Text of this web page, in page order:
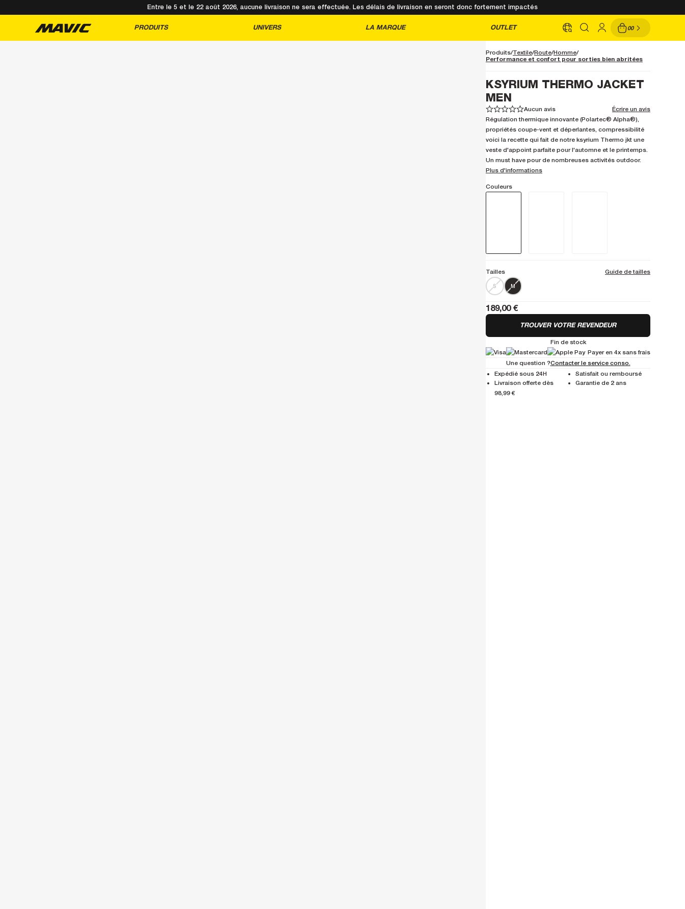
Entre le 5 et le 22 août 2026, aucune livraison ne sera effectuée. Les délais de livraison en seront donc fortement impactés
PRODUITS UNIVERS LA MARQUE OUTLET 00
Produits Textile Route Homme
Performance et confort pour sorties bien abritées
KSYRIUM THERMO JACKET
MEN
1 2 3 4 5
1 2 3 4 5 Aucun avis
Écrire un avis
Régulation thermique innovante (Polartec® Alpha®),
propriétés coupe-vent et déperlantes, compressibilité
voici la recette qui fait de notre ksyrium Thermo jkt une
veste d'appoint parfaite pour l'automne et le printemps.
Un must have pour de nombreuses activités outdoor.
Plus d'informations
Couleurs
Tailles Guide de tailles
S M
189,00 €
TROUVER VOTRE REVENDEUR
Fin de stock
Payer en 4x sans frais
Une question ?Contacter le service conso.
Expédié sous 24H
Satisfait ou remboursé
Livraison offerte dès
98,99 €
Garantie de 2 ans